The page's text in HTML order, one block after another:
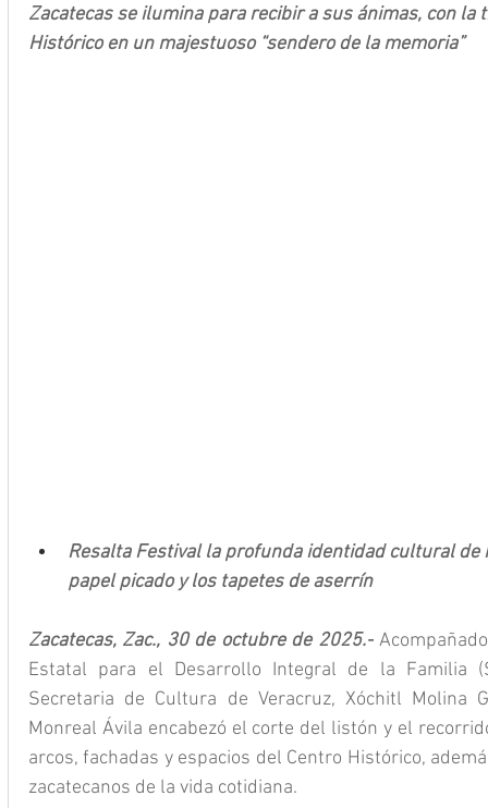
Zacatecas se ilumina para recibir a sus ánimas, con
Histórico en un majestuoso “sendero de la memoria”
Resalta Festival la profunda identidad cultural de
papel picado y los tapetes de aserrín
Zacatecas, Zac., 30 de octubre de 2025.-
Estatal para el Desarrollo Integral de la Familia
Secretaria de Cultura de Veracruz, Xóchitl Molina
Monreal Ávila encabezó el corte del listón y el
arcos, fachadas y espacios del Centro Histórico,
zacatecanos de la vida cotidiana.